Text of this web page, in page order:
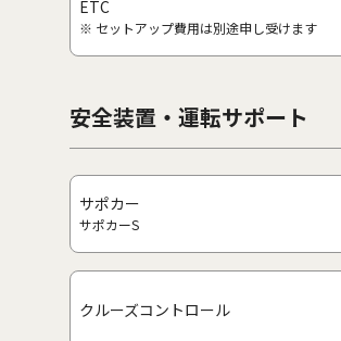
ETC
※ セットアップ費用は別途申し受けます
安全装置・運転サポート
サポカー
サポカーS
クルーズコントロール